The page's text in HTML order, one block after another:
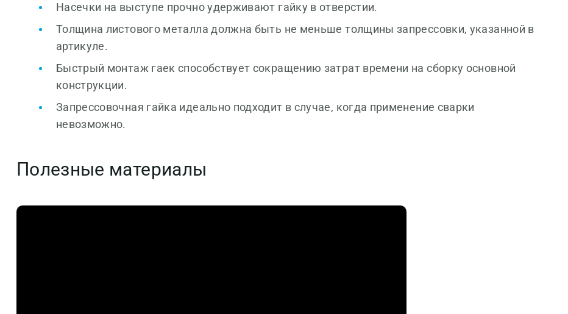
Насечки на выступе прочно удерживают гайку в отверстии.
Толщина листового металла должна быть не меньше толщины запрессовки, указанной в
артикуле.
Быстрый монтаж гаек способствует сокращению затрат времени на сборку основной
конструкции.
Запрессовочная гайка идеально подходит в случае, когда применение сварки
невозможно.
Полезные материалы